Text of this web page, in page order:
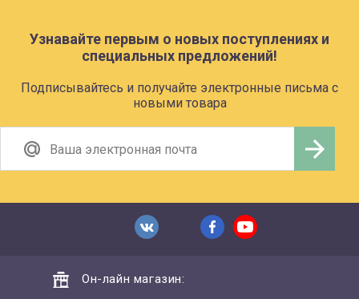
Узнавайте первым о новых поступлениях и
специальных предложений!
Подписывайтесь и получайте электронные письма с
новыми товара
Он-лайн магазин: